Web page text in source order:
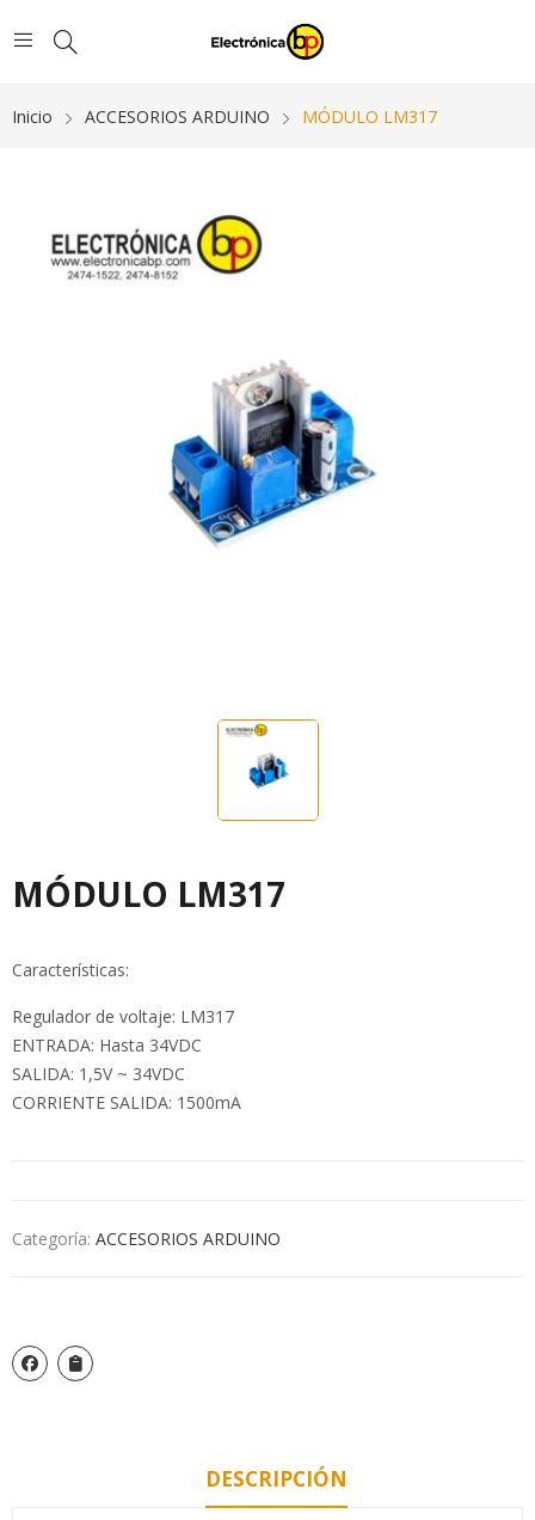
Inicio ACCESORIOS ARDUINO MÓDULO LM317
MÓDULO LM317
Características:
Regulador de voltaje: LM317
ENTRADA: Hasta 34VDC
SALIDA: 1,5V ~ 34VDC
CORRIENTE SALIDA: 1500mA
Categoría: ACCESORIOS ARDUINO
DESCRIPCIÓN